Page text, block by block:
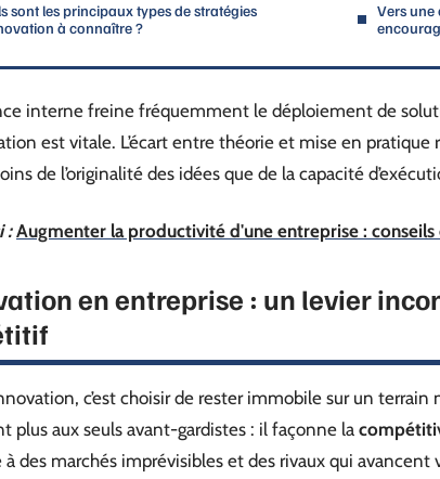
sont les principaux types de stratégies
à connaître ?
Vers une
interne freine fréquemment le déploiement de
est vitale. L’écart entre théorie et mise en pratique
de l’originalité des idées que de la capacité
: Augmenter la productivité d'une entreprise :
en entreprise : un levier
c’est choisir de rester immobile sur un terrain
plus aux seuls avant-gardistes : il façonne la
à des marchés imprévisibles et des rivaux qui avancent